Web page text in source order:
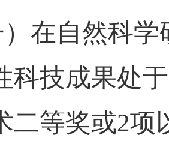
）在自然科
科技成果处
二等奖或2项